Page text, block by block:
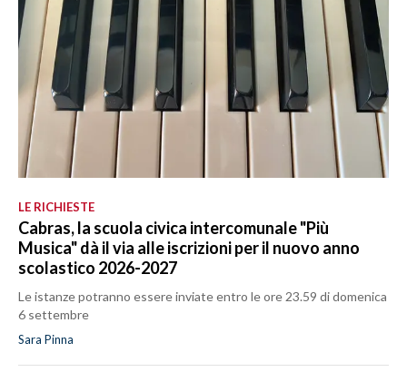
LE RICHIESTE
Cabras, la scuola civica intercomunale "Più
Musica" dà il via alle iscrizioni per il nuovo anno
scolastico 2026-2027
Le istanze potranno essere inviate entro le ore 23.59 di domenica
6 settembre
Sara Pinna